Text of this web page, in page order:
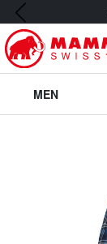
前の画像
MEN